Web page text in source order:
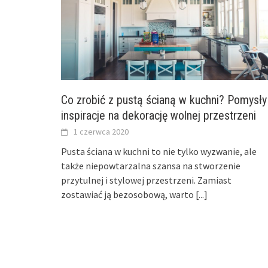
Co zrobić z pustą ścianą w kuchni?
inspiracje na dekorację wolnej przestrzeni
1 czerwca 2020
Pusta ściana w kuchni to nie tylko wyzwanie, ale
także niepowtarzalna szansa na stworzenie
przytulnej i stylowej przestrzeni. Zamiast
zostawiać ją bezosobową, warto [...]